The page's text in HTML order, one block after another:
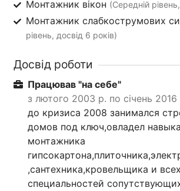
Монтажник вікон (Середній
Монтажник слабкострумових
рівень, досвід 6 років)
Досвід роботи
Працював "на себе"
з лютого 2003 р. по січень 2016
до кризиса 2008 занимался
домов под ключ,овладел
монтажника
,сантехника,кровельщика и всех
специальностей